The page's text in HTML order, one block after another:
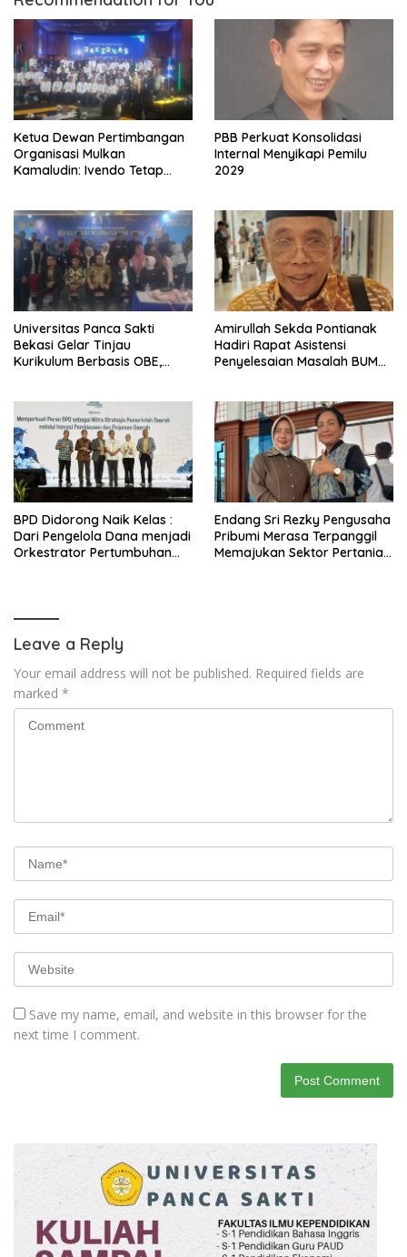
Ketua Dewan Pertimbangan
Organisasi Mulkan
Kamaludin: Ivendo Tetap
PBB Perkuat Konsolidasi
Internal Menyikapi Pemilu
2029
Universitas Panca Sakti
Bekasi Gelar Tinjau
Kurikulum Berbasis OBE,
Amirullah Sekda Pontianak
Hadiri Rapat Asistensi
Penyelesaian Masalah BUMN
BPD Didorong Naik Kelas :
Dari Pengelola Dana menjadi
Orkestrator Pertumbuhan
Endang Sri Rezky Pengusaha
Pribumi Merasa Terpanggil
Memajukan Sektor Pertanian
Leave a Reply
Your email address will not be published. Required fields are
marked *
Save my name, email, and website in this browser for the
next time I comment.